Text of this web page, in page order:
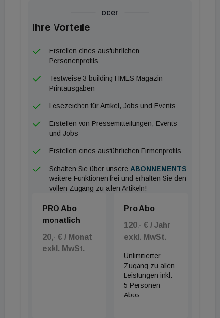
oder
Ihre Vorteile
Erstellen eines ausführlichen
Personenprofils
Testweise 3 buildingTIMES Magazin
Printausgaben
Lesezeichen für Artikel, Jobs und Events
Erstellen von Pressemitteilungen, Events
und Jobs
Erstellen eines ausführlichen Firmenprofils
Schalten Sie über unsere ABONNEMENTS
weitere Funktionen frei und erhalten Sie den
vollen Zugang zu allen Artikeln!
PRO Abo
monatlich
20,- € / Monat
exkl. MwSt.
Pro Abo
120,- € / Jahr
exkl. MwSt.
Unlimitierter
Zugang zu allen
Leistungen inkl.
5 Personen
Abos